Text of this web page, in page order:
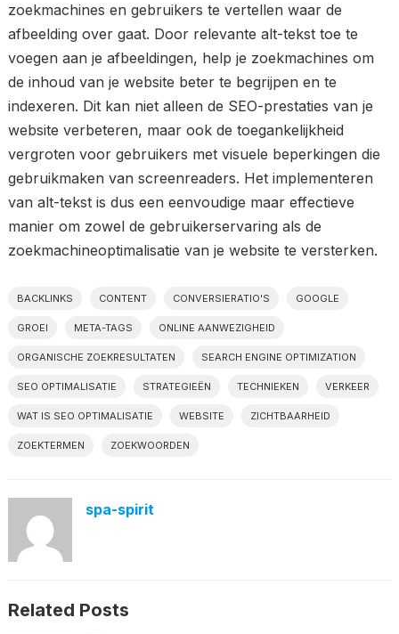
zoekmachines en gebruikers te vertellen waar de
afbeelding over gaat. Door relevante alt-tekst toe te
voegen aan je afbeeldingen, help je zoekmachines om
de inhoud van je website beter te begrijpen en te
indexeren. Dit kan niet alleen de SEO-prestaties van je
website verbeteren, maar ook de toegankelijkheid
vergroten voor gebruikers met visuele beperkingen die
gebruikmaken van screenreaders. Het implementeren
van alt-tekst is dus een eenvoudige maar effectieve
manier om zowel de gebruikerservaring als de
zoekmachineoptimalisatie van je website te versterken.
BACKLINKS CONTENT CONVERSIERATIO'S GOOGLE
GROEI META-TAGS ONLINE AANWEZIGHEID
ORGANISCHE ZOEKRESULTATEN SEARCH ENGINE OPTIMIZATION
SEO OPTIMALISATIE STRATEGIEËN TECHNIEKEN VERKEER
WAT IS SEO OPTIMALISATIE WEBSITE ZICHTBAARHEID
ZOEKTERMEN ZOEKWOORDEN
spa-spirit
Related Posts